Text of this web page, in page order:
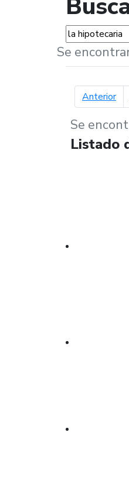
Palabras...
Se
Anterior
Se
Listado